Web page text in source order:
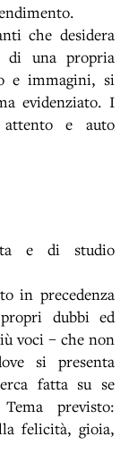
che desidera
di una propria
e immagini, si
evidenziato. I
e auto
e di studio
in precedenza
dubbi ed
voci – che non
si presenta
fatta su se
previsto:
felicità, gioia,